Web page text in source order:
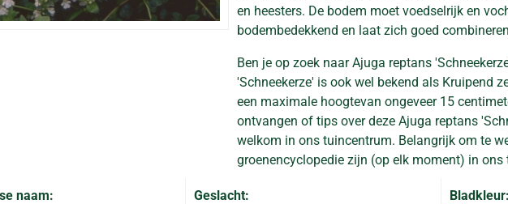
en heesters. De bodem moet voedselrijk en
bodembedekkend en laat zich goed
Ben je op zoek naar Ajuga reptans
'Schneekerze' is ook wel bekend als Kruipend
een maximale hoogtevan ongeveer 15
ontvangen of tips over deze Ajuga reptans
welkom in ons tuincentrum. Belangrijk om te
groenencyclopedie zijn (op elk moment) in
naam:
Geslacht:
Bladkleur: